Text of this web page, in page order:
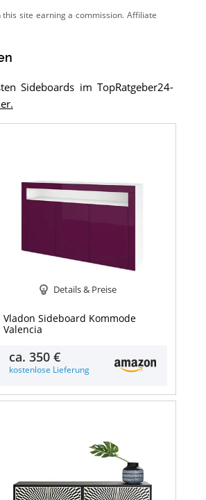
Sideboards im TopRatgeber24-
Details & Preise
Vladon Sideboard Kommode
Valencia
ca.350 €
kostenlose Lieferung